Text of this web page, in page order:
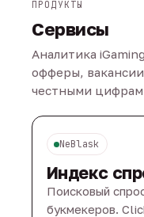
ПРОДУКТЫ
Сервисы
Аналитика
офферы,
честными
NeBlask
Индекс
Поисковый
букмекеров.